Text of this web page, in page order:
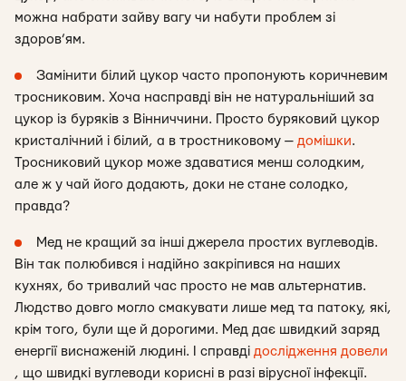
можна набрати зайву вагу чи набути проблем зі
здоров’ям.
Замінити білий цукор часто пропонують коричневим
тросниковим. Хоча насправді він не натуральніший за
цукор із буряків з Вінниччини. Просто буряковий цукор
кристалічний і білий, а в тростниковому — домішки.
Тросниковий цукор може здаватися менш солодким,
але ж у чай його додають, доки не стане солодко,
правда?
Мед не кращий за інші джерела простих вуглеводів.
Він так полюбився і надійно закріпився на наших
кухнях, бо тривалий час просто не мав альтернатив.
Людство довго могло смакувати лише мед та патоку, які,
крім того, були ще й дорогими. Мед дає швидкий заряд
енергії виснаженій людині. І справді дослідження довели
, що швидкі вуглеводи корисні в разі вірусної інфекції.